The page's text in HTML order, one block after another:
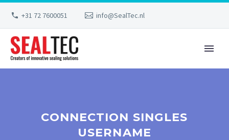
+31 72 7600051 info@SealTec.nl
CONNECTION SINGLES
USERNAME